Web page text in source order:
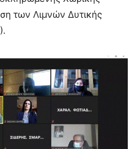
των Λιμνών Δυτικής